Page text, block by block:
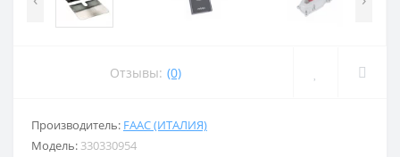
Отзывы: (0)
Производитель: FAAC (ИТАЛИЯ)
Модель: 330330954